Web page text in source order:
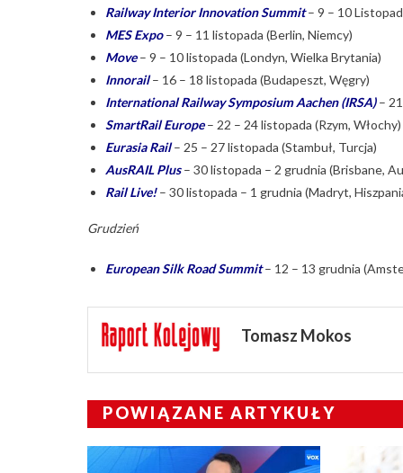
Railway Interior Innovation Summit– 9 – 10
MES Expo– 9 – 11 listopada (Berlin, Niemcy)
Move– 9 – 10 listopada (Londyn, Wielka Brytania)
Innorail– 16 – 18 listopada (Budapeszt, Węgry)
International Railway Symposium Aachen (IRSA)–
SmartRail Europe– 22 – 24 listopada (Rzym, Włochy)
Eurasia Rail– 25 – 27 listopada (Stambuł, Turcja)
AusRAIL Plus– 30 listopada – 2 grudnia (Brisbane,
Rail Live!– 30 listopada – 1 grudnia (Madryt,
Grudzień
European Silk Road Summit– 12 – 13 grudnia
Tomasz Mokos
POWIĄZANE ARTYKUŁY